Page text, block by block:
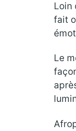
Loin
fait
Le